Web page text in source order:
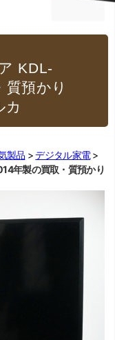
KDL-
預かり
カ
製品
デジタル家電
年製の買取・質預かり